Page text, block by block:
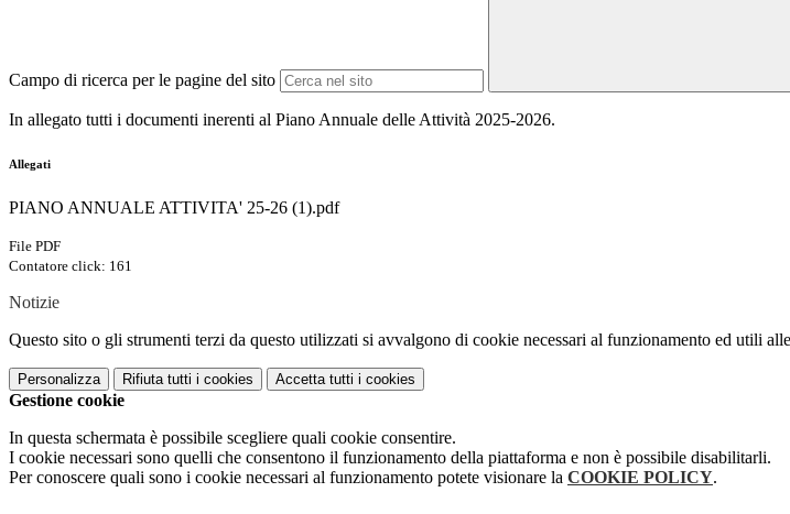
Campo di ricerca per le pagine del sito
In allegato tutti i documenti inerenti al Piano Annuale delle Attività 2025-2026.
Allegati
PIANO ANNUALE ATTIVITA' 25-26 (1).pdf
File PDF
Contatore click: 161
Notizie
Questo sito o gli strumenti terzi da questo utilizzati si avvalgono di cookie necessari al funzionamento ed utili
Personalizza Rifiuta tutti i cookies Accetta tutti i cookies
Gestione cookie
In questa schermata è possibile scegliere quali cookie consentire.
I cookie necessari sono quelli che consentono il funzionamento della piattaforma e non è possibile disabilitarli.
Per conoscere quali sono i cookie necessari al funzionamento potete visionare la COOKIE POLICY.